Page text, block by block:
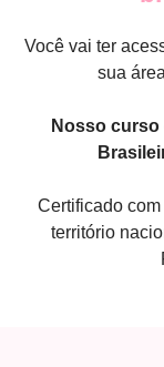
Você vai ter
sua
Nosso
Certificado
território